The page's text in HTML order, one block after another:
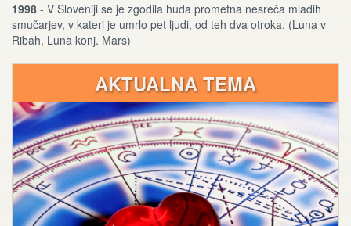
1998 - V Sloveniji se je zgodila huda prometna nesreča mladih
smučarjev, v kateri je umrlo pet ljudi, od teh dva otroka. (Luna v
Ribah, Luna konj. Mars)
AKTUALNA TEMA